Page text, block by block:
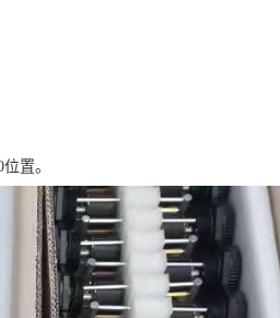
置。